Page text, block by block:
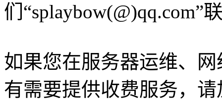
们“splaybow(@)qq.com”
如果您在服务器运维、
有需要提供收费服务，